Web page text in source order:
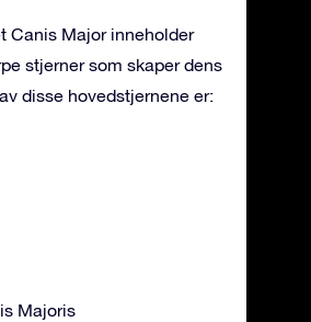
Canis Major inneholder
stjerner som skaper dens
disse hovedstjernene er:
Majoris